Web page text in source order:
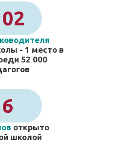
- 1 место в
52 000
6
открыто
школой